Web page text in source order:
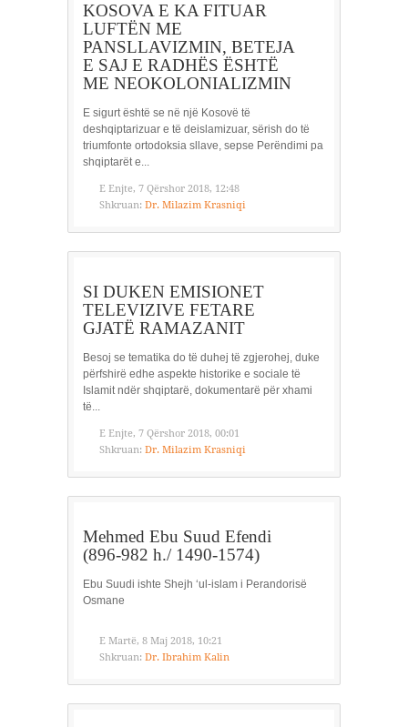
KOSOVA E KA FITUAR
LUFTËN ME
PANSLLAVIZMIN, BETEJA
E SAJ E RADHËS ËSHTË
ME NEOKOLONIALIZMIN
E sigurt është se në një Kosovë të
deshqiptarizuar e të deislamizuar, sërish do të
triumfonte ortodoksia sllave, sepse Perëndimi pa
shqiptarët e...
E Enjte, 7 Qërshor 2018, 12:48
Shkruan: Dr. Milazim Krasniqi
SI DUKEN EMISIONET
TELEVIZIVE FETARE
GJATË RAMAZANIT
Besoj se tematika do të duhej të zgjerohej, duke
përfshirë edhe aspekte historike e sociale të
Islamit ndër shqiptarë, dokumentarë për xhami
të...
E Enjte, 7 Qërshor 2018, 00:01
Shkruan: Dr. Milazim Krasniqi
Mehmed Ebu Suud Efendi
(896-982 h./ 1490-1574)
Ebu Suudi ishte Shejh ‘ul-islam i Perandorisë
Osmane
E Martë, 8 Maj 2018, 10:21
Shkruan: Dr. Ibrahim Kalin